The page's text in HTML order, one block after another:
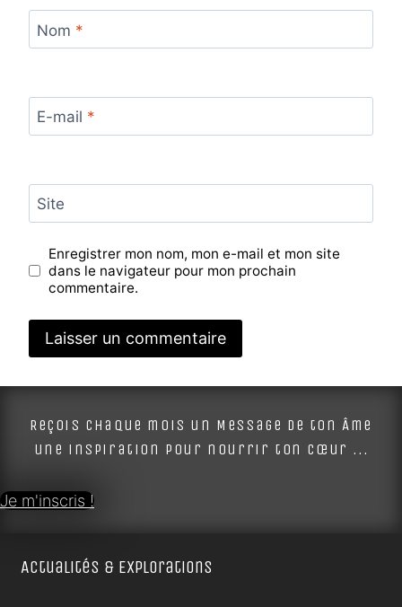
Nom *
E-mail *
Site
Enregistrer mon nom, mon e-mail et mon site
dans le navigateur pour mon prochain
commentaire.
Alternative:
Reçois chaque mois un Message de ton Âme
une inspiration pour nourrir ton cœur ...
Je m'inscris !
Actualités & Explorations